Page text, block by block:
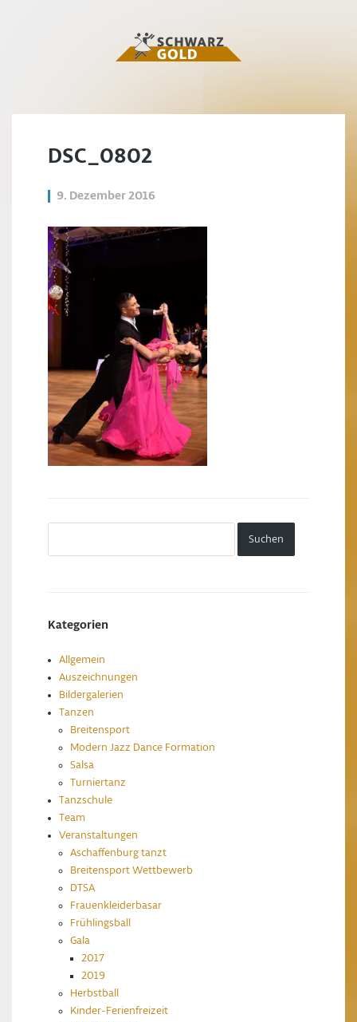
DSC_0802
9. Dezember 2016
Kategorien
Allgemein
Auszeichnungen
Bildergalerien
Tanzen
Breitensport
Modern Jazz Dance Formation
Salsa
Turniertanz
Tanzschule
Team
Veranstaltungen
Aschaffenburg tanzt
Breitensport Wettbewerb
DTSA
Frauenkleiderbasar
Frühlingsball
Gala
2017
2019
Herbstball
Kinder-Ferienfreizeit